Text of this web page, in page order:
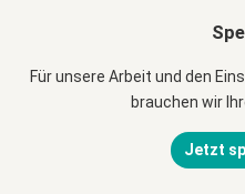
Für unsere Arbeit und den
brauchen wir
Jetzt